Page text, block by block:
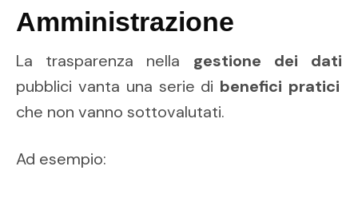
Amministrazione
La trasparenza nella gestione dei dati
pubblici vanta una serie di benefici pratici
che non vanno sottovalutati.
Ad esempio: